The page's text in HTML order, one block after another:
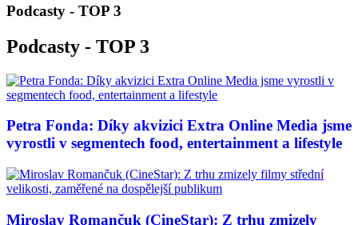
Podcasty - TOP 3
Podcasty - TOP 3
Petra Fonda: Díky akvizici Extra Online Media jsme
vyrostli v segmentech food, entertainment a lifestyle
Miroslav Romančuk (CineStar): Z trhu zmizely